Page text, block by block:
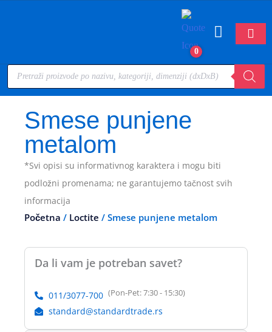
0
Smese punjene
metalom
*Svi opisi su informativnog karaktera i mogu biti
podložni promenama; ne garantujemo tačnost svih
informacija
Početna / Loctite / Smese punjene metalom
Da li vam je potreban savet?
011/3077-700 (Pon-Pet: 7:30 - 15:30)
standard@standardtrade.rs